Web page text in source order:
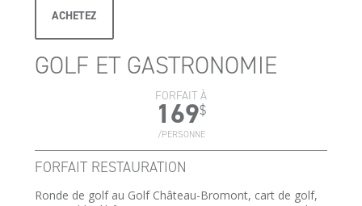
ACHETEZ
GOLF ET GASTRONOMIE
FORFAIT À
169$
/PERSONNE
FORFAIT RESTAURATION
Ronde de golf au Golf Château-Bromont, cart de golf,